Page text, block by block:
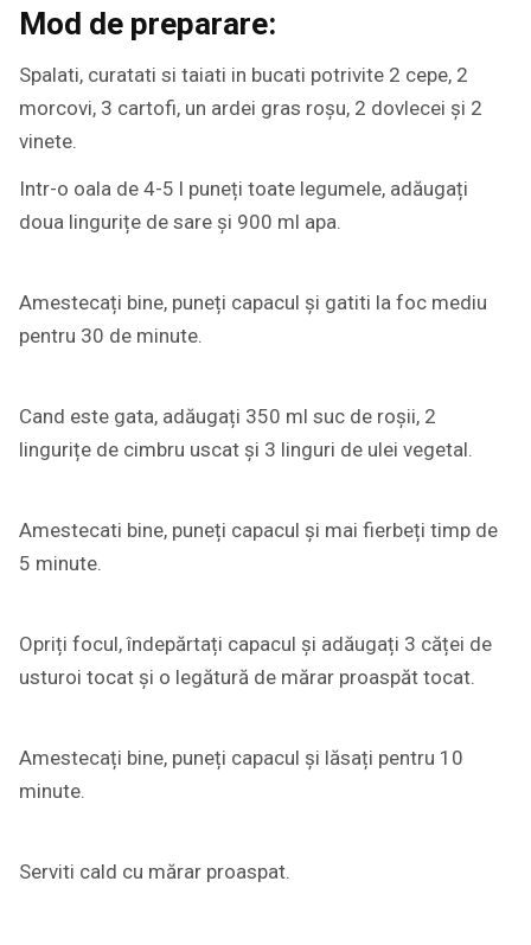
Mod de preparare:
Spalati, curatati si taiati in bucati potrivite 2 cepe, 2
morcovi, 3 cartofi, un ardei gras roșu, 2 dovlecei și 2
vinete.
Intr-o oala de 4-5 l puneți toate legumele, adăugați
doua lingurițe de sare și 900 ml apa.
Amestecați bine, puneți capacul și gatiti la foc mediu
pentru 30 de minute.
Cand este gata, adăugați 350 ml suc de roșii, 2
lingurițe de cimbru uscat și 3 linguri de ulei vegetal.
Amestecati bine, puneți capacul și mai fierbeți timp de
5 minute.
Opriți focul, îndepărtați capacul și adăugați 3 căței de
usturoi tocat și o legătură de mărar proaspăt tocat.
Amestecați bine, puneți capacul și lăsați pentru 10
minute.
Serviti cald cu mărar proaspat.